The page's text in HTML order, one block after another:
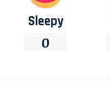
Sleepy
0